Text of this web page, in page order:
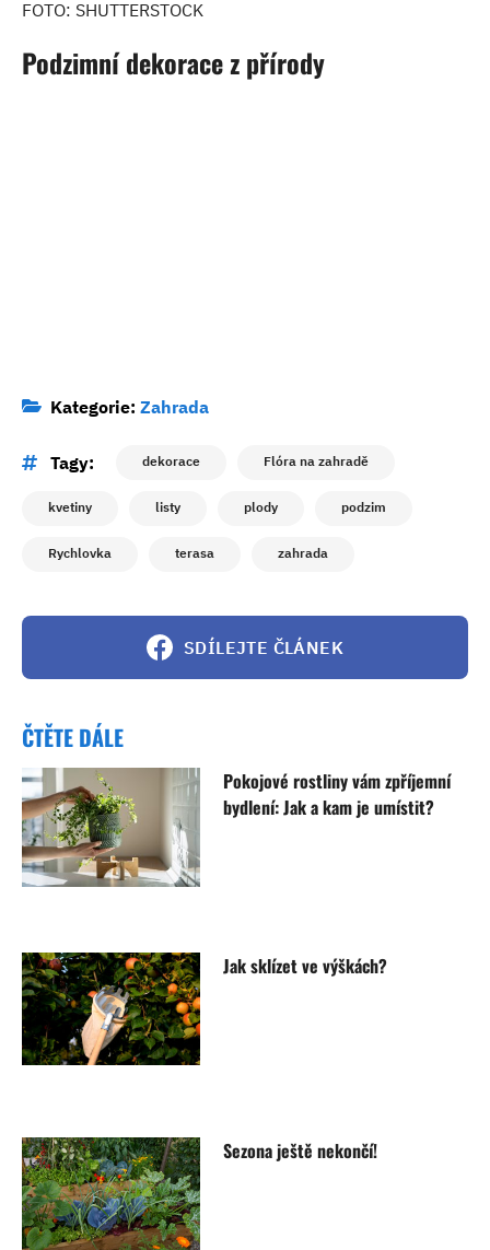
FOTO: SHUTTERSTOCK
Podzimní dekorace z přírody
Kategorie: Zahrada
Tagy: dekorace Flóra na zahradě
kvetiny listy plody podzim
Rychlovka terasa zahrada
SDÍLEJTE ČLÁNEK
ČTĚTE DÁLE
Pokojové rostliny vám zpříjemní
bydlení: Jak a kam je umístit?
Jak sklízet ve výškách?
Sezona ještě nekončí!